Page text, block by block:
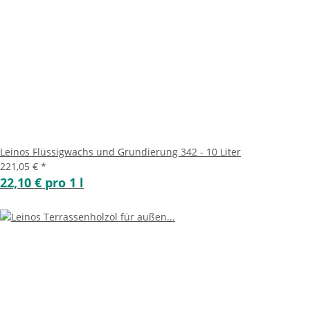
Leinos Flüssigwachs und Grundierung 342 - 10 Liter
221,05 € *
22,10 € pro 1 l